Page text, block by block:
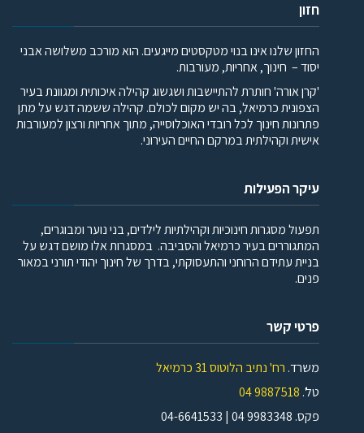
חזון
החזון שלנו אינו בנוי מטקסטים מייגעים. הוא מורכב משלושה אבני
יסוד – חינוך, אחריות, מעורבות.
'קרן אורה' חותרת להתיישבות ושגשוג קהילה איכותית ומגוונת בעיר
הצפונית כרמיאל, בה יש מקום לכולם. קהילה ששמה דגש על מתן
פתרונות חינוך לכל רובדי האוכלוסייה, מתוך אחריות ורצון למעורבות
אישית וקהילתית במרקם החיים העירוני.
עיקר הפעילות
תפעול מסגרות חינוכיות וקהילתיות לילדים, בני נוער ומבוגרים,
המתגוררים בעיר כרמיאל והסביבה. במסגרות אלו מושם דגש על
בניית עתידם הרוחני והתעסוקתי, בדרך של חינוך יהודי תורני במאור
פנים.
פרטי קשר
משרד. רח' נתיב הלוטוס 31 כרמיאל
טל'. 9887518 04
פקס. 9983348 04 | 04-6641533